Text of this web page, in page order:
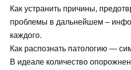
Как устранить причины,
проблемы в дальнейшем –
каждого.
Как распознать патологию —
В идеале количество